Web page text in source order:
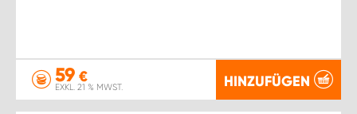
59 €
EXKL. 21 % MWST. HINZUFÜGEN